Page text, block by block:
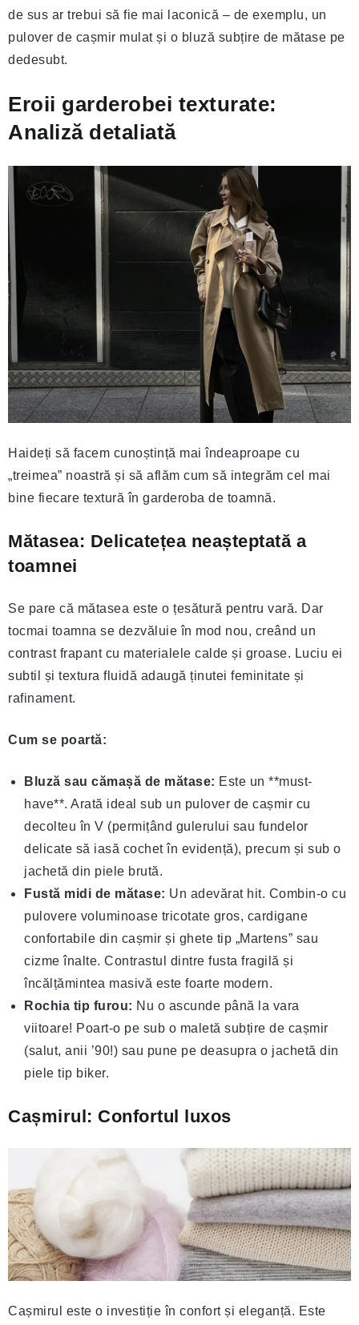
de sus ar trebui să fie mai laconică – de exemplu, un
pulover de cașmir mulat și o bluză subțire de mătase pe
dedesubt.
Eroii garderobei texturate:
Analiză detaliată
Haideți să facem cunoștință mai îndeaproape cu
„treimea” noastră și să aflăm cum să integrăm cel mai
bine fiecare textură în garderoba de toamnă.
Mătasea: Delicatețea neașteptată a
toamnei
Se pare că mătasea este o țesătură pentru vară. Dar
tocmai toamna se dezvăluie în mod nou, creând un
contrast frapant cu materialele calde și groase. Luciu ei
subtil și textura fluidă adaugă ținutei feminitate și
rafinament.
Cum se poartă:
Bluză sau cămașă de mătase: Este un **must-
have**. Arată ideal sub un pulover de cașmir cu
decolteu în V (permițând gulerului sau fundelor
delicate să iasă cochet în evidență), precum și sub o
jachetă din piele brută.
Fustă midi de mătase: Un adevărat hit. Combin-o cu
pulovere voluminoase tricotate gros, cardigane
confortabile din cașmir și ghete tip „Martens” sau
cizme înalte. Contrastul dintre fusta fragilă și
încălțămintea masivă este foarte modern.
Rochia tip furou: Nu o ascunde până la vara
viitoare! Poart-o pe sub o maletă subțire de cașmir
(salut, anii ’90!) sau pune pe deasupra o jachetă din
piele tip biker.
Cașmirul: Confortul luxos
Cașmirul este o investiție în confort și eleganță. Este